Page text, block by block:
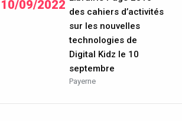
10/09/2022 des cahiers d’activités
sur les nouvelles
technologies de
Digital Kidz le 10
septembre
Payerne